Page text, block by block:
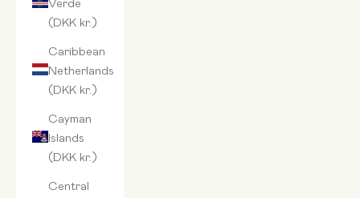
(DKK kr.)
Caribbean
Netherlands
(DKK kr.)
Cayman
Islands
(DKK kr.)
Central